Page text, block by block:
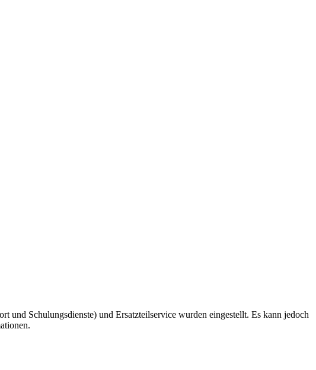
und Schulungsdienste) und Ersatzteilservice wurden eingestellt. Es kann jedoch